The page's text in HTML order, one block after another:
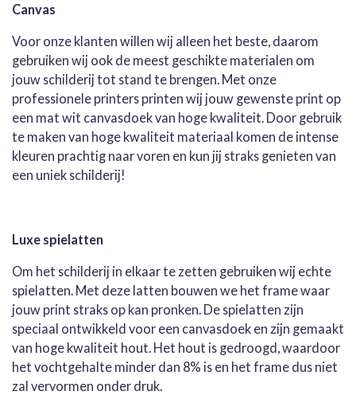
Canvas
Voor onze klanten willen wij alleen het beste, daarom
gebruiken wij ook de meest geschikte materialen om
jouw schilderij tot stand te brengen. Met onze
professionele printers printen wij jouw gewenste print op
een mat wit canvasdoek van hoge kwaliteit. Door gebruik
te maken van hoge kwaliteit materiaal komen de intense
kleuren prachtig naar voren en kun jij straks genieten van
een uniek schilderij!
Luxe spielatten
Om het schilderij in elkaar te zetten gebruiken wij echte
spielatten. Met deze latten bouwen we het frame waar
jouw print straks op kan pronken. De spielatten zijn
speciaal ontwikkeld voor een canvasdoek en zijn gemaakt
van hoge kwaliteit hout. Het hout is gedroogd, waardoor
het vochtgehalte minder dan 8% is en het frame dus niet
zal vervormen onder druk.